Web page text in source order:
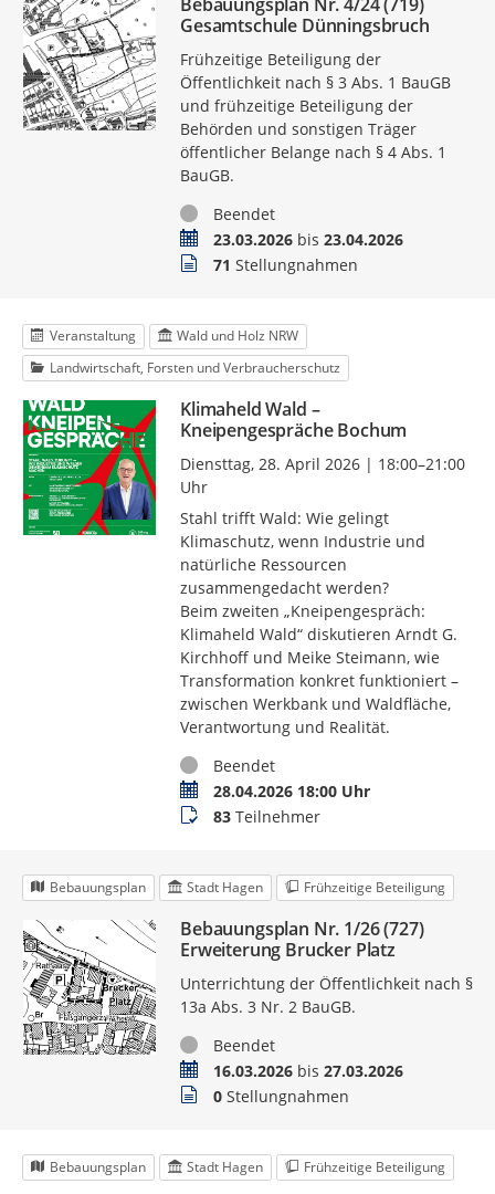
Bebauungsplan Nr. 4/24 (719)
Gesamtschule Dünningsbruch
Frühzeitige Beteiligung der
Öffentlichkeit nach § 3 Abs. 1 BauGB
und frühzeitige Beteiligung der
Behörden und sonstigen Träger
öffentlicher Belange nach § 4 Abs. 1
BauGB.
StatusBeendet
Zeitraum23.03.2026bis 23.04.2026
Stellungnahmen
71 Stellungnahmen
Veranstaltung
Wald und Holz NRW
Landwirtschaft, Forsten und Verbraucherschutz
Klimaheld Wald –
Kneipengespräche Bochum
Diensttag, 28. April 2026 | 18:00–21:00
Uhr
Stahl trifft Wald: Wie gelingt
Klimaschutz, wenn Industrie und
natürliche Ressourcen
zusammengedacht werden?
Beim zweiten „Kneipengespräch:
Klimaheld Wald“ diskutieren Arndt G.
Kirchhoff und Meike Steimann, wie
Transformation konkret funktioniert –
zwischen Werkbank und Waldfläche,
Verantwortung und Realität.
StatusBeendet
Termin28.04.2026 18:00 Uhr
Teilnehmer
83Teilnehmer
Bebauungsplan Stadt Hagen Frühzeitige Beteiligung
Bebauungsplan Nr. 1/26 (727)
Erweiterung Brucker Platz
Unterrichtung der Öffentlichkeit nach §
13a Abs. 3 Nr. 2 BauGB.
StatusBeendet
Zeitraum16.03.2026bis 27.03.2026
Stellungnahmen
0Stellungnahmen
Bebauungsplan Stadt Hagen Frühzeitige Beteiligung